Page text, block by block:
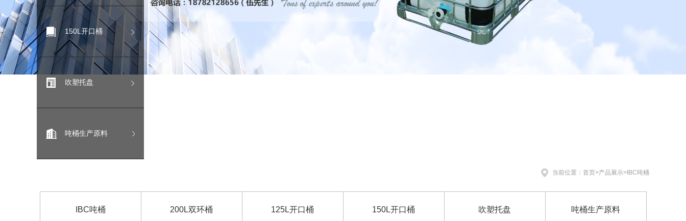
150L开口桶
吹塑托盘
吨桶生产原料
当前位置： 首页>产品展示>IBC吨桶
IBC吨桶 200L双环桶 125L开口桶 150L开口桶 吹塑托盘 吨桶生产原料